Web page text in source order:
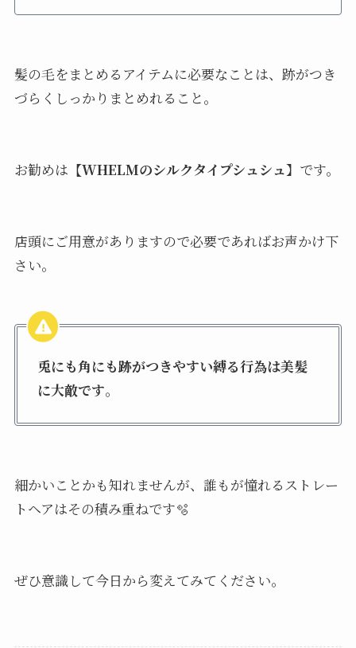
髪の毛をまとめるアイテムに必要なことは、跡がつき
づらくしっかりまとめれること。
お勧めは 【WHELMのシルクタイプシュシュ】です。
店頭にご用意がありますので必要であればお声かけ下
さい。
兎にも角にも跡がつきやすい縛る行為は美髪
に大敵です。
細かいことかも知れませんが、誰もが憧れるストレー
トヘアはその積み重ねです🫧
ぜひ意識して今日から変えてみてください。